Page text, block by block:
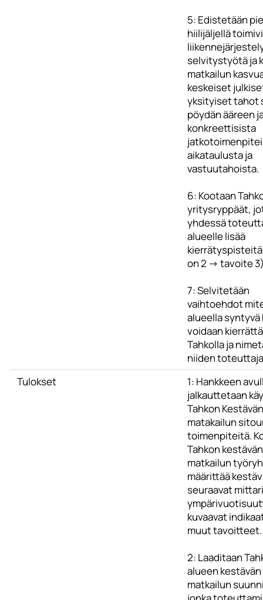
5: Edistetään
hiilijäljellä
selvitystyötä ja
matkailun
keskeiset
yksityiset tahot
pöydän ääreen
konkreettisista
aikataulusta ja
vastuutahoista.
6: Kootaan
yritysryppäät,
yhdessä
alueelle lisää
on 2 -> tavoite
7: Selvitetään
vaihtoehdot
alueella
voidaan
Tahkolla ja
niiden
Tulokset
1: Hankkeen
jalkauttetaan
Tahkon Kestävän
matakailun
toimenpiteitä.
Tahkon kestävän
matkailun
määrittää
seuraavat
kuvaavat
muut tavoitteet.
2: Laaditaan
alueen kestävän
matkailun